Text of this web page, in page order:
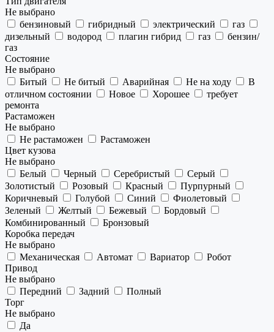
Не выбрано
бензиновый
гибридный электрический
газ
дизельный
водород плагин гибрид газ
бензин/
газ
Состояние
Не выбрано
Битый
Не битый Аварийная Не на ходу
В
отличном состоянии
Новое Хорошее
требует
ремонта
Растаможен
Не выбрано
Не растаможен
Растаможен
Цвет кузова
Не выбрано
Белый
Черный Серебристый
Серый
Золотистый
Розовый Красный
Пурпурный
Коричневый
Голубой Синий
Фиолетовый
Зеленый
Желтый Бежевый
Бордовый
Комбинированный
Бронзовый
Коробка передач
Не выбрано
Механическая
Автомат Вариатор
Робот
Привод
Не выбрано
Передний
Задний
Полный
Торг
Не выбрано
Да